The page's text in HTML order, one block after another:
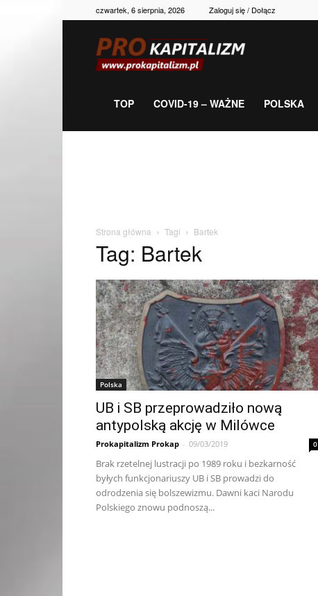
czwartek, 6 sierpnia, 2026 Zaloguj się / Dołącz
gospodarka,
TOP COVID-19 – WAŻNE POLSKA
Strona główna Tagi Bartek
Tag: Bartek
Polska
UB i SB przeprowadziło nową
antypolską akcję w Milówce
Prokapitalizm Prokap - 09/03/2019 0
Brak rzetelnej lustracji po 1989 roku i bezkarność
byłych funkcjonariuszy UB i SB prowadzi do
odrodzenia się bolszewizmu. Dawni kaci Narodu
Polskiego znowu podnoszą...